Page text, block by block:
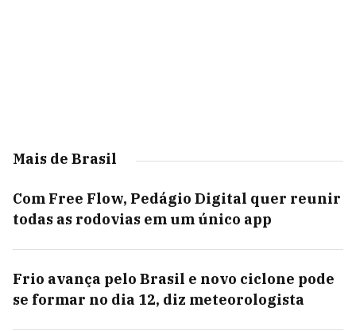
Mais de Brasil
Com Free Flow, Pedágio Digital quer reunir
todas as rodovias em um único app
Frio avança pelo Brasil e novo ciclone pode
se formar no dia 12, diz meteorologista